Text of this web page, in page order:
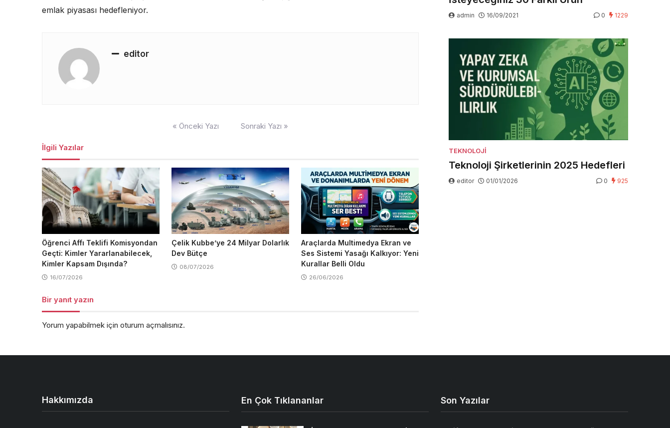
emlak piyasası hedefleniyor.
editor
« Önceki Yazı Sonraki Yazı »
İlgili Yazılar
Öğrenci Affı Teklifi Komisyondan
Geçti: Kimler Yararlanabilecek,
Kimler Kapsam Dışında?
16/07/2026
Çelik Kubbe’ye 24 Milyar Dolarlık
Dev Bütçe
08/07/2026
Araçlarda Multimedya Ekran ve
Ses Sistemi Yasağı Kalkıyor: Yeni
Kurallar Belli Oldu
26/06/2026
Bir yanıt yazın
Yorum yapabilmek için oturum açmalısınız.
admin 16/09/2021 0 1229
TEKNOLOJI
Teknoloji Şirketlerinin 2025 Hedefleri
editor 01/01/2026 0 925
Hakkımızda En Çok Tıklananlar Son Yazılar